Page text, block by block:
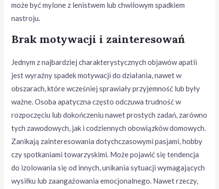
może być mylone z lenistwem lub chwilowym spadkiem
nastroju.
Brak motywacji i zainteresowań
Jednym z najbardziej charakterystycznych objawów apatii
jest wyraźny spadek motywacji do działania, nawet w
obszarach, które wcześniej sprawiały przyjemność lub były
ważne. Osoba apatyczna często odczuwa trudność w
rozpoczęciu lub dokończeniu nawet prostych zadań, zarówno
tych zawodowych, jak i codziennych obowiązków domowych.
Zanikają zainteresowania dotychczasowymi pasjami, hobby
czy spotkaniami towarzyskimi. Może pojawić się tendencja
do izolowania się od innych, unikania sytuacji wymagających
wysiłku lub zaangażowania emocjonalnego. Nawet rzeczy,